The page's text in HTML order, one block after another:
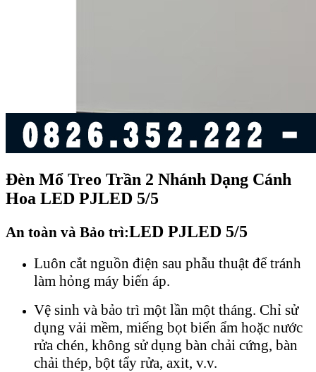
Đèn Mổ Treo Trần 2 Nhánh Dạng Cánh
Hoa LED PJLED 5/5
An toàn và Bảo trì:LED PJLED 5/5
Luôn cắt nguồn điện sau phẫu thuật để tránh
làm hỏng máy biến áp.
Vệ sinh và bảo trì một lần một tháng. Chỉ sử
dụng vải mềm, miếng bọt biển ẩm hoặc nước
rửa chén, không sử dụng bàn chải cứng, bàn
chải thép, bột tẩy rửa, axit, v.v.